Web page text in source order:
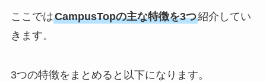
ここではCampusTopの主な特徴を3つ紹介してい
きます。
3つの特徴をまとめると以下になります。